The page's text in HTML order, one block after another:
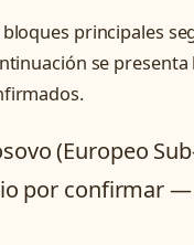
principales
se presenta
(Europeo
por confirmar